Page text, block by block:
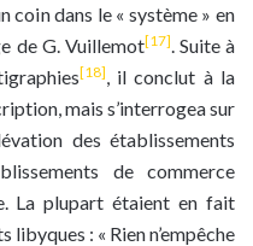
coin dans le « système » en
de G. Vuillemot[17]. Suite à
[18], il conclut à la
mais s’interrogea sur
des établissements
de commerce
La plupart étaient en fait
: « Rien n’empêche